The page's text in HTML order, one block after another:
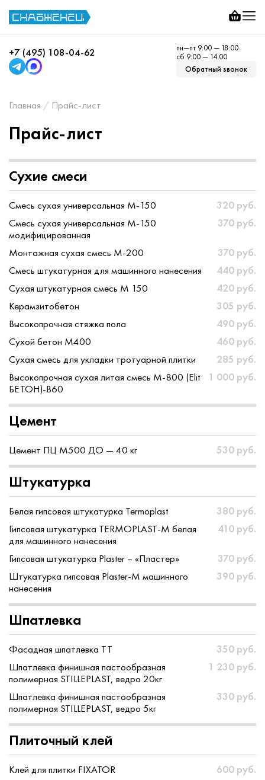
+7 (495) 108-04-62
Обратный звонок
пн—пт 9:00 — 18:00
сб 9:00 — 14:00
Главная Прайс-лист
Прайс-лист
Сухие смеси
Смесь сухая универсальная М-150
320 руб.
Смесь сухая универсальная М-150
модифицированная
370 руб.
Монтажная сухая смесь М-200
370 руб.
Смесь штукатурная для машинного нанесения
440 руб.
Сухая штукатурная смесь М 150
420 руб.
Керамзитобетон
305 руб.
Высокопрочная стяжка пола
490 руб.
Сухой бетон М400
460 руб.
Сухая смесь для укладки тротуарной плитки
285 руб.
Высокопрочная сухая литая смесь M-800 (Elit
БЕТОН)-B60
1 000 руб.
Цемент
Цемент ПЦ М500 ДО — 40 кг 530 руб.
Штукатурка
Белая гипсовая штукатурка Termoplast
380 руб.
Гипсовая штукатурка TERMOPLAST-M белая
для машинного нанесения
410 руб.
Гипсовая штукатурка Plaster – «Пластер»
370 руб.
Штукатурка гипсовая Plaster-M машинного
нанесения
390 руб.
Шпатлевка
Фасадная шпатлёвка ТТ
350 руб.
Шпатлевка финишная пастообразная
полимерная STILLEPLAST, ведро 20кг
1 230 руб.
Шпатлевка финишная пастообразная
полимерная STILLEPLAST, ведро 5кг
330 руб.
Плиточный клей
Клей для плитки FIXATOR
600 руб.